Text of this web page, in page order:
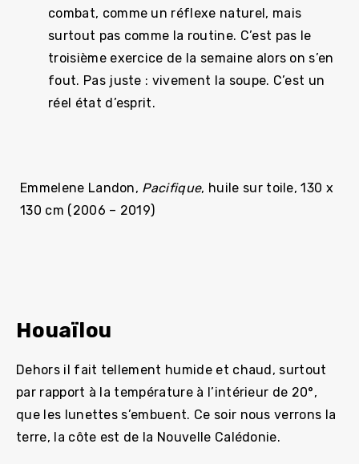
combat, comme un réflexe naturel, mais
surtout pas comme la routine. C’est pas le
troisième exercice de la semaine alors on s’en
fout. Pas juste : vivement la soupe. C’est un
réel état d’esprit.
Emmelene Landon, Pacifique, huile sur toile, 130 x
130 cm (2006 – 2019)
Houaïlou
Dehors il fait tellement humide et chaud, surtout
par rapport à la température à l’intérieur de 20°,
que les lunettes s’embuent. Ce soir nous verrons la
terre, la côte est de la Nouvelle Calédonie.